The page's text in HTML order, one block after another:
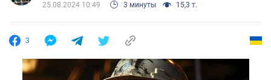
25.08.2024 10:49 3 минуты 15,3 т.
3